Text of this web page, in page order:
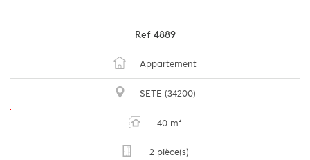
Ref 4889
Appartement
SETE (34200)
40 m²
2 pièce(s)